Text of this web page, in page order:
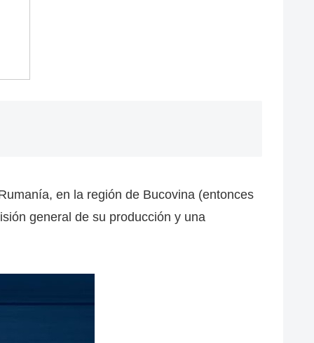
en la región de Bucovina (entonces
general de su producción y una